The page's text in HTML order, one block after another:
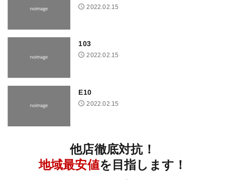
2022.02.15
103
2022.02.15
E10
2022.02.15
他店徹底対抗！
地域最安値を目指します！